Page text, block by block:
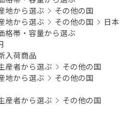
地から選ぶ
その他の国
地から選ぶ その他の国
日本
格帯・容量から選ぶ
入荷商品
産者から選ぶ
その他の国
地から選ぶ
その他の国
産者から選ぶ
その他の国